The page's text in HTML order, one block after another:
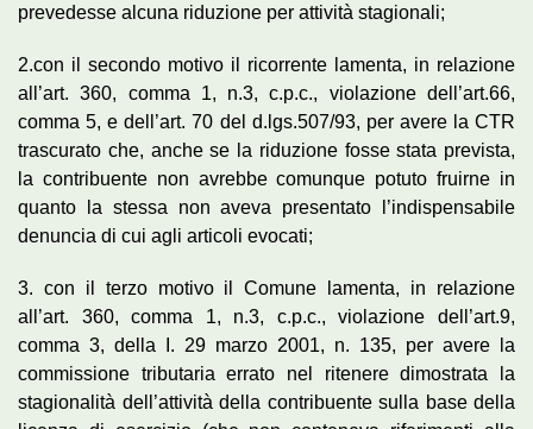
prevedesse alcuna riduzione per attività stagionali;
2.con il secondo motivo il ricorrente lamenta, in relazione
all’art. 360, comma 1, n.3, c.p.c., violazione dell’art.66,
comma 5, e dell’art. 70 del d.lgs.507/93, per avere la CTR
trascurato che, anche se la riduzione fosse stata prevista,
la contribuente non avrebbe comunque potuto fruirne in
quanto la stessa non aveva presentato l’indispensabile
denuncia di cui agli articoli evocati;
3. con il terzo motivo il Comune lamenta, in relazione
all’art. 360, comma 1, n.3, c.p.c., violazione dell’art.9,
comma 3, della I. 29 marzo 2001, n. 135, per avere la
commissione tributaria errato nel ritenere dimostrata la
stagionalità dell’attività della contribuente sulla base della